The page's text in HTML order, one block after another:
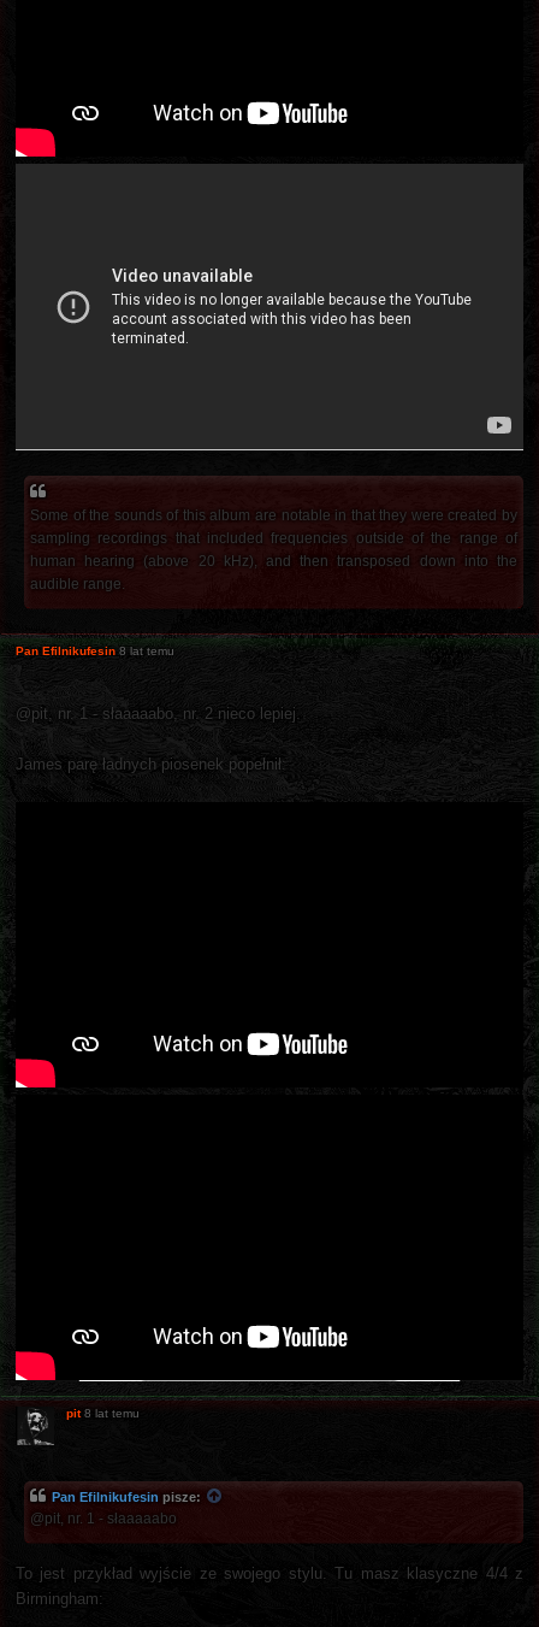
Some of the sounds of this album are notable in that they were created by
sampling recordings that included frequencies outside of the range of
human hearing (above 20 kHz), and then transposed down into the
audible range.
Pan Efilnikufesin 8 lat temu
@pit, nr. 1 - słaaaaabo, nr. 2 nieco lepiej.
James parę ładnych piosenek popełnił:
pit 8 lat temu
Pan Efilnikufesin pisze:
@pit, nr. 1 - słaaaaabo
To jest przykład wyjście ze swojego stylu. Tu masz klasyczne 4/4 z
Birmingham: